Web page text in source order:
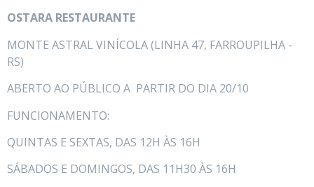
OSTARA RESTAURANTE
MONTE ASTRAL VINÍCOLA (LINHA 47, FARROUPILHA -
RS)
ABERTO AO PÚBLICO A PARTIR DO DIA 20/10
FUNCIONAMENTO:
QUINTAS E SEXTAS, DAS 12H ÀS 16H
SÁBADOS E DOMINGOS, DAS 11H30 ÀS 16H